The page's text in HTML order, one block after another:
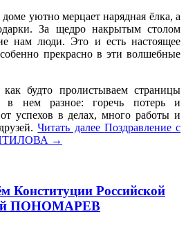
уютно мерцает нарядная ёлка, а
За щедро накрытым столом
нам люди. Это и есть настоящее
прекрасно в эти волшебные
будто пролистываем страницы
в нем разное: горечь потерь и
от успехов в делах, много работы и
Читать далее Поздравление с
→
Конституции Российской
ПОНОМАРЕВ